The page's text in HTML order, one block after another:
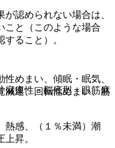
めまい、傾眠・眠気、
減退、回転性めまい、筋
感、（１％未満）潮
昇。
認められない場合は、
こと（このような場合
ること）。
麻痺性・脳底型・眼筋麻